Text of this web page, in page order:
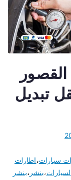
متنقل تبديل
سيارات،اطارات
،بنشر ،بنشر